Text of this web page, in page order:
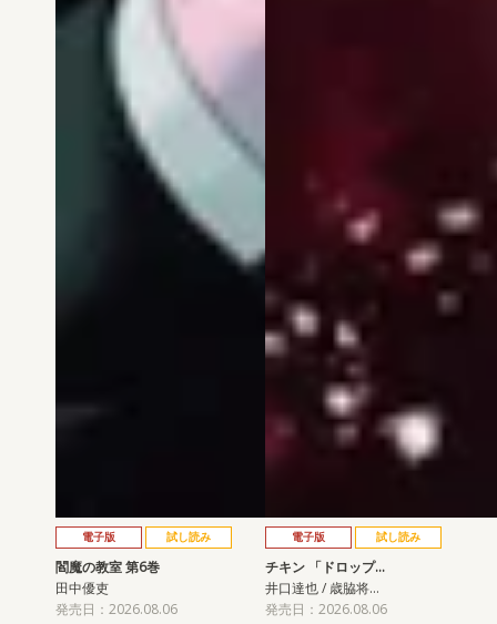
電子版 試し読み
閻魔の教室 第6巻
田中優吏
発売日：2026.08.06
電子版 試し読み
チキン 「ドロップ…
井口達也 / 歳脇将…
発売日：2026.08.06